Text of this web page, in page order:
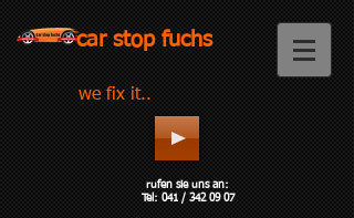
car stop fuchs
we fix it..
rufen sie uns an:
Tel: 041 / 342 09 07